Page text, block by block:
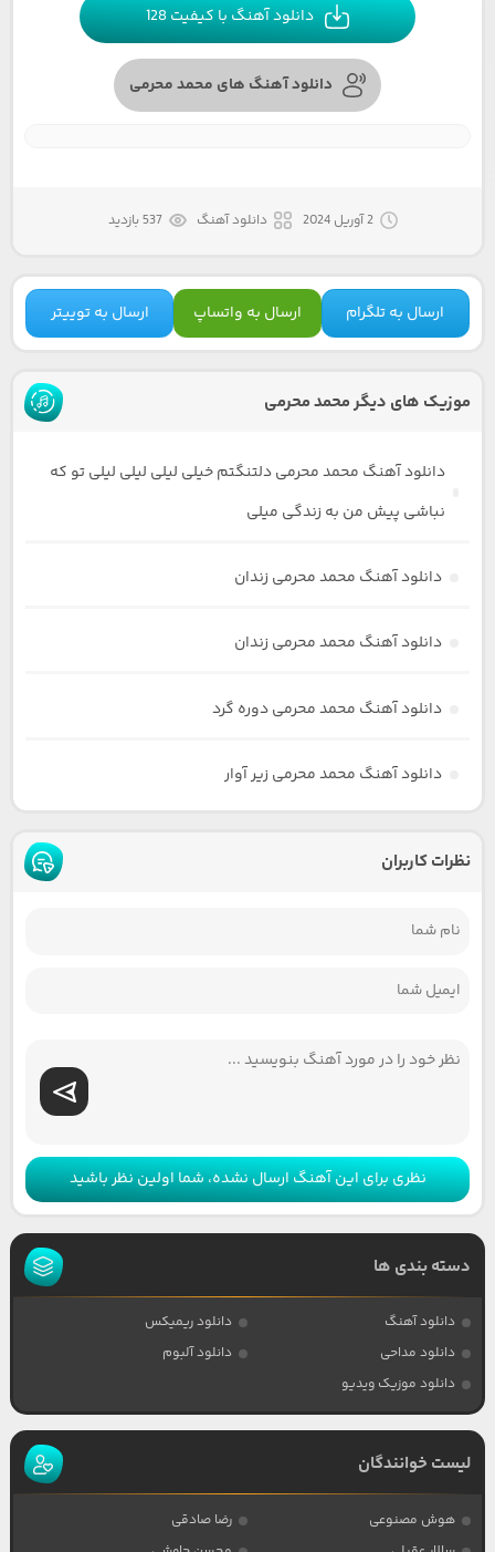
دانلود آهنگ با کیفیت 128
دانلود آهنگ های محمد محرمی
2 آوریل 2024 دانلود آهنگ 537 بازدید
ارسال به تلگرام ارسال به واتساپ ارسال به توییتر
موزیک های دیگر محمد محرمی
دانلود آهنگ محمد محرمی دلتنگتم خیلی لیلی لیلی لیلی تو که
نباشی پیش من به زندگی میلی
دانلود آهنگ محمد محرمی زندان
دانلود آهنگ محمد محرمی زندان
دانلود آهنگ محمد محرمی دوره گرد
دانلود آهنگ محمد محرمی زیر آوار
نظرات کاربران
نظری برای این آهنگ ارسال نشده، شما اولین نظر باشید
دسته بندی ها
دانلود آهنگ
دانلود ریمیکس
دانلود مداحی
دانلود آلبوم
دانلود موزیک ویدیو
لیست خوانندگان
هوش مصنوعی
رضا صادقی